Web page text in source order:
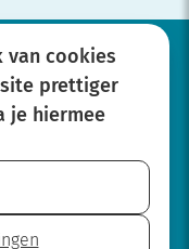
van cookies
prettiger
je hiermee